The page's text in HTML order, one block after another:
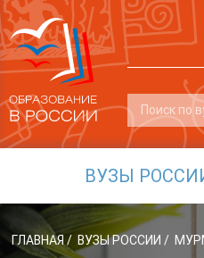
ВУЗЫ
ГЛАВНАЯ/ ВУЗЫ РОССИИ /